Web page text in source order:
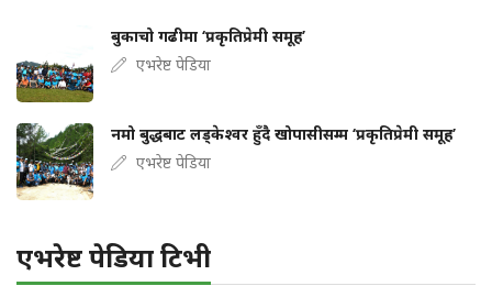
बुकाचो गढीमा ‘प्रकृतिप्रेमी समूह’
एभरेष्ट पेडिया
नमो बुद्धबाट लड्केश्वर हुँदै खोपासीसम्म ‘प्रकृतिप्रेमी समूह’
एभरेष्ट पेडिया
एभरेष्ट पेडिया टिभी